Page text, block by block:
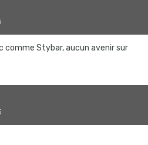
comme Stybar, aucun avenir sur